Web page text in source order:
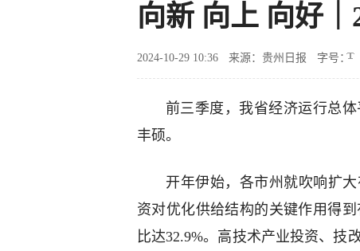
向新 向上 向好
2024-10-29 10:36 来源：贵州日报 字号：
前三季度，我省经济运行总
丰硕。
开年伊始，各市州就吹响扩
资对优化供给结构的关键作用得
比达32.9%。高技术产业投资、技